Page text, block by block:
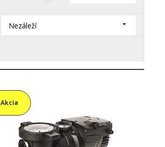
Nezáleží
Akcia